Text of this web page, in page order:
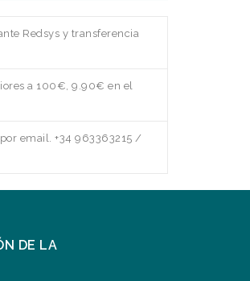
Redsys y transferencia
a 100€, 9.90€ en el
email. +34 963363215 /
DE LA